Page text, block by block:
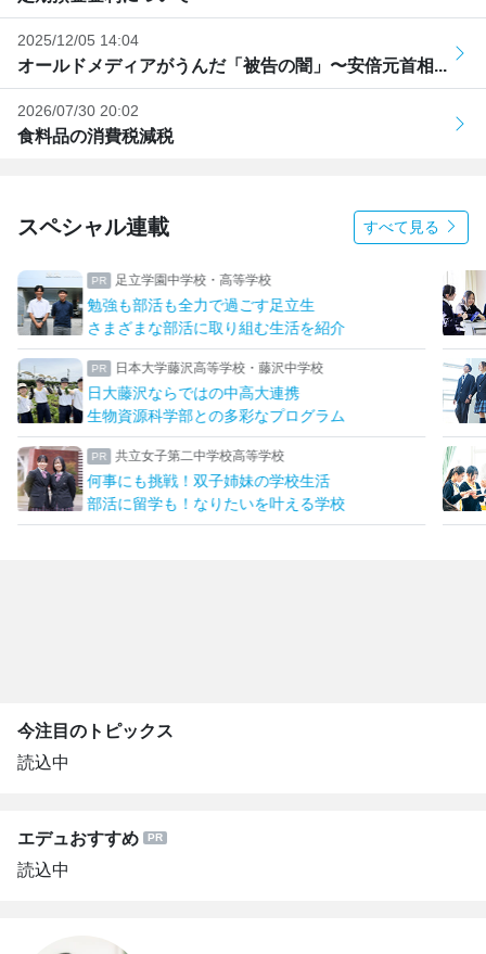
2025/12/05 14:04
オールドメディアがうんだ「被告の闇」〜安倍元首相...
2026/07/30 20:02
食料品の消費税減税
スペシャル連載 すべて見る
足立学園中学校・高等学校
勉強も部活も全力で過ごす足立生
さまざまな部活に取り組む生活を紹介
日本大学藤沢高等学校・藤沢中学校
日大藤沢ならではの中高大連携
生物資源科学部との多彩なプログラム
共立女子第二中学校高等学校
何事にも挑戦！双子姉妹の学校生活
部活に留学も！なりたいを叶える学校
今注目のトピックス
読込中
エデュおすすめ
読込中